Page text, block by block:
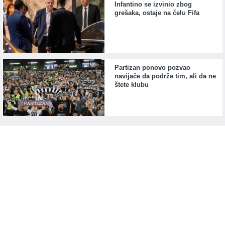
Infantino se izvinio zbog
grešaka, ostaje na čelu Fifa
Partizan ponovo pozvao
navijače da podrže tim, ali da ne
štete klubu